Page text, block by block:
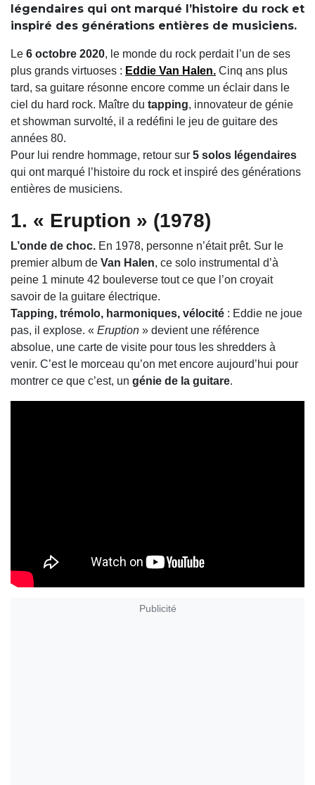
légendaires qui ont marqué l’histoire du rock et
inspiré des générations entières de musiciens.
Le 6 octobre 2020, le monde du rock perdait l’un de ses
plus grands virtuoses : Eddie Van Halen. Cinq ans plus
tard, sa guitare résonne encore comme un éclair dans le
ciel du hard rock. Maître du tapping, innovateur de génie
et showman survolté, il a redéfini le jeu de guitare des
années 80.
Pour lui rendre hommage, retour sur 5 solos légendaires
qui ont marqué l’histoire du rock et inspiré des générations
entières de musiciens.
1. « Eruption » (1978)
L’onde de choc. En 1978, personne n’était prêt. Sur le
premier album de Van Halen, ce solo instrumental d’à
peine 1 minute 42 bouleverse tout ce que l’on croyait
savoir de la guitare électrique.
Tapping, trémolo, harmoniques, vélocité : Eddie ne joue
pas, il explose. « Eruption » devient une référence
absolue, une carte de visite pour tous les shredders à
venir. C’est le morceau qu’on met encore aujourd’hui pour
montrer ce que c’est, un génie de la guitare.
Publicité